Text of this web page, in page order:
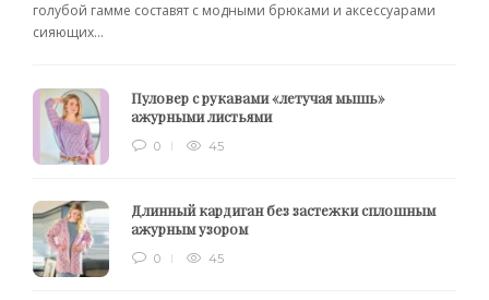
голубой гамме составят с модными брюками и аксессуарами
сияющих...
Пуловер с рукавами «летучая мышь»
ажурными листьями
0 45
Длинный кардиган без застежки сплошным
ажурным узором
0 45